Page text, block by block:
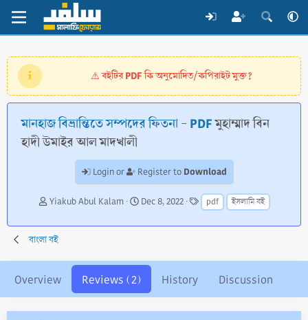
⚠️বইটির PDF কি অনুমোদিত/কপিরাইট মুক্ত?
মানহাজ বিভ্রান্তিতে সম্পদের ফিতনা - PDFমুহাম্মাদ বিন
হাদী উমাইর আল মাদখালী
Login or Register to Download
A
t
h
r
Yiakub Abul Kalam
C
e
i
o
n
Dec 8, 2022
T
a
g
pdf ইসলামি বই
বাংলা বই
Overview Reviews (2) History Discussion